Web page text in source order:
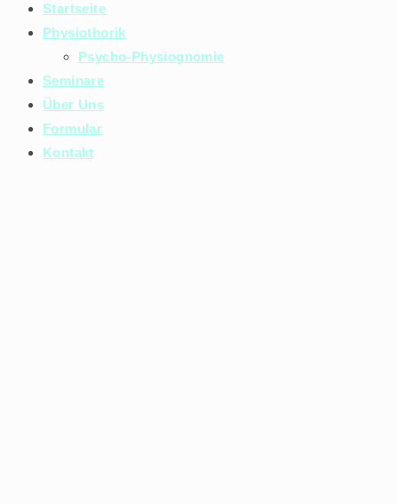
Startseite
Physiothorik
Psycho-Physiognomie
Seminare
Über Uns
Formular
Kontakt